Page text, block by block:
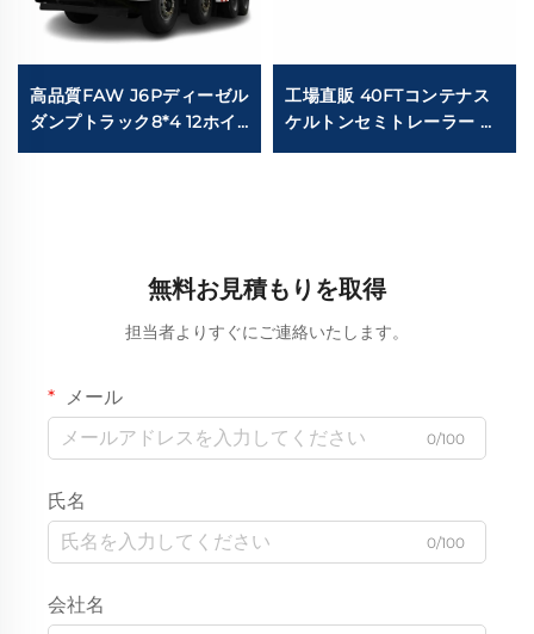
高品質FAW J6Pディーゼル
ダンプトラック8*4 12ホイ
ーラー 420HP 60トン積載
工場直販 40FTコンテナス
ケルトンセミトレーラー 炭
素鋼 12.00R20タイヤ 3軸ス
無料お見積もりを取得
担当者よりすぐにご連絡いたします。
メール
0/100
氏名
0/100
会社名